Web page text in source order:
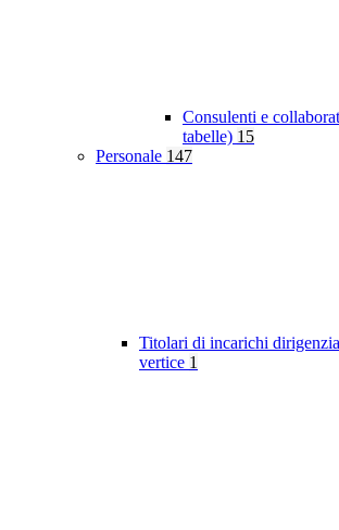
Consulenti e
tabelle) 15
Personale 147
Titolari di incarichi
vertice 1